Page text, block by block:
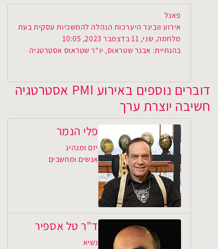
פאנל
אירוע וובינר היערכות הנהלה להמשכיות עסקית בעת
מלחמה, שני, 11 בדצמבר 2023, 10:05
בהנחיית: אבנר שטראוס, יו"ר שטראוס אסטרטגיה
דוברים נוספים באירוע PMI אסטרטגיה
חשיבה יוצרת ערך
פלי הנמר
יזם ומנהיג
אנשים ומחשבים
ד"ר טל אספיר
נשיא